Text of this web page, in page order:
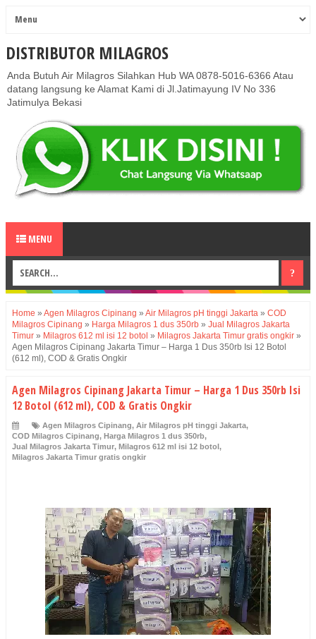
DISTRIBUTOR MILAGROS
Anda Butuh Air Milagros Silahkan Hub WA 0878-5016-6366 Atau
datang langsung ke Alamat Kami di Jl.Jatimayung IV No 336
Jatimulya Bekasi
MENU
Home » Agen Milagros Cipinang » Air Milagros pH tinggi Jakarta » COD
Milagros Cipinang » Harga Milagros 1 dus 350rb » Jual Milagros Jakarta
Timur » Milagros 612 ml isi 12 botol » Milagros Jakarta Timur gratis ongkir »
Agen Milagros Cipinang Jakarta Timur – Harga 1 Dus 350rb Isi 12 Botol
(612 ml), COD & Gratis Ongkir
Agen Milagros Cipinang Jakarta Timur – Harga 1 Dus 350rb Isi
12 Botol (612 ml), COD & Gratis Ongkir
Agen Milagros Cipinang, Air Milagros pH tinggi Jakarta,
COD Milagros Cipinang, Harga Milagros 1 dus 350rb,
Jual Milagros Jakarta Timur, Milagros 612 ml isi 12 botol,
Milagros Jakarta Timur gratis ongkir